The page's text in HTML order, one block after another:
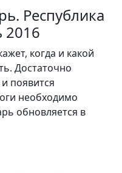
Республика
2016
когда и какой
Достаточно
появится
необходимо
обновляется в